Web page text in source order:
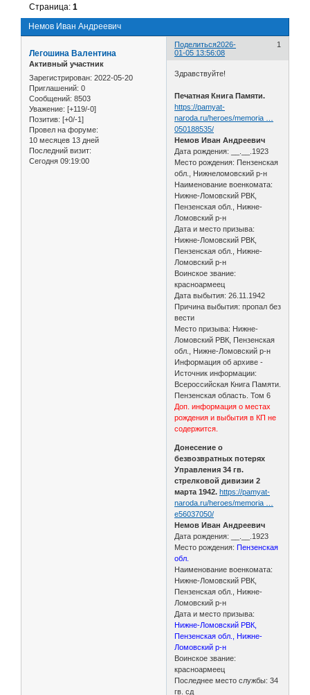
Немов Иван Андреевич
Страница:1
Поделиться 1
2026-
01-05 13:56:08
Легошина Валентина
Активный участник
Зарегистрирован: 2022-05-20
Приглашений: 0
Сообщений: 8503
Уважение: [+119/-0]
Позитив: [+0/-1]
Провел на форуме:
10 месяцев 13 дней
Последний визит:
Сегодня 09:19:00
Здравствуйте!
Печатная Книга Памяти.
https://pamyat-
naroda.ru/heroes/memoria …
050188535/
Немов Иван Андреевич
Дата рождения: __.__.1923
Место рождения: Пензенская
обл., Нижнеломовский р-н
Наименование военкомата:
Нижне-Ломовский РВК,
Пензенская обл., Нижне-
Ломовский р-н
Дата и место призыва:
Нижне-Ломовский РВК,
Пензенская обл., Нижне-
Ломовский р-н
Воинское звание:
красноармеец
Дата выбытия: 26.11.1942
Причина выбытия: пропал без
вести
Место призыва: Нижне-
Ломовский РВК, Пензенская
обл., Нижне-Ломовский р-н
Информация об архиве -
Источник информации:
Всероссийская Книга Памяти.
Пензенская область. Том 6
Доп. информация о местах
рождения и выбытия в КП не
содержится.
Донесение о
безвозвратных потерях
Управления 34 гв.
стрелковой дивизии 2
марта 1942. https://pamyat-
naroda.ru/heroes/memoria …
e56037050/
Немов Иван Андреевич
Дата рождения: __.__.1923
Место рождения:Пензенская
обл.
Наименование военкомата:
Нижне-Ломовский РВК,
Пензенская обл., Нижне-
Ломовский р-н
Дата и место призыва:
Нижне-Ломовский РВК,
Пензенская обл., Нижне-
Ломовский р-н
Воинское звание:
красноармеец
Последнее место службы: 34
гв. сд